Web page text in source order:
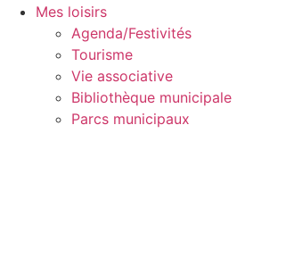
Mes loisirs
Agenda/Festivités
Tourisme
Vie associative
Bibliothèque municipale
Parcs municipaux